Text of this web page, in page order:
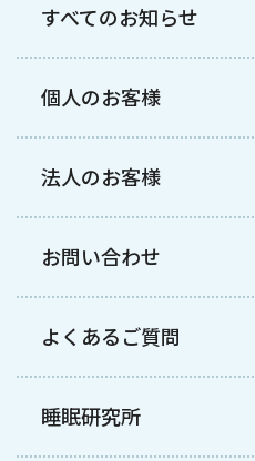
すべてのお知らせ
個人のお客様
法人のお客様
お問い合わせ
よくあるご質問
睡眠研究所